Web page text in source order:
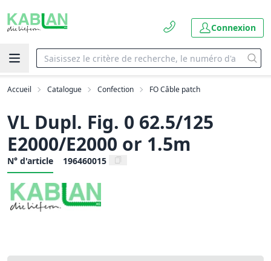
Connexion
Accueil Catalogue Confection FO Câble patch
VL Dupl. Fig. 0 62.5/125
E2000/E2000 or 1.5m
N° d'article 196460015